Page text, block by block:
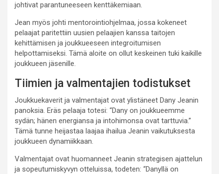
johtivat parantuneeseen kenttäkemiaan.
Jean myös johti mentorointiohjelmaa, jossa kokeneet
pelaajat paritettiin uusien pelaajien kanssa taitojen
kehittämisen ja joukkueeseen integroitumisen
helpottamiseksi. Tämä aloite on ollut keskeinen tuki kaikille
joukkueen jäsenille.
Tiimien ja valmentajien todistukset
Joukkuekaverit ja valmentajat ovat ylistäneet Dany Jeanin
panoksia. Eräs pelaaja totesi: “Dany on joukkueemme
sydän; hänen energiansa ja intohimonsa ovat tarttuvia.”
Tämä tunne heijastaa laajaa ihailua Jeanin vaikutuksesta
joukkueen dynamiikkaan.
Valmentajat ovat huomanneet Jeanin strategisen ajattelun
ja sopeutumiskyvyn otteluissa, todeten: “Danyllä on